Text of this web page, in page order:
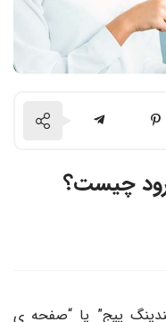
چیست؟
پیج” یا “صفحه ی